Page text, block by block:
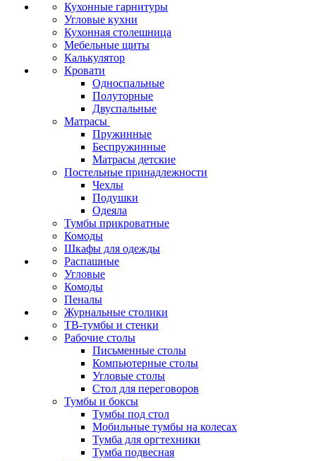
Кухонные гарнитуры
Угловые кухни
Кухонная столешница
Мебельные щиты
Калькулятор
Кровати
Односпальные
Полуторные
Двуспальные
Матрасы
Пружинные
Беспружинные
Матрасы детские
Постельные принадлежности
Чехлы
Подушки
Одеяла
Тумбы прикроватные
Комоды
Шкафы для одежды
Распашные
Угловые
Комоды
Пеналы
Журнальные столики
ТВ‑тумбы и стенки
Рабочие столы
Письменные столы
Компьютерные столы
Угловые столы
Стол для переговоров
Тумбы и боксы
Тумбы под стол
Мобильные тумбы на колесах
Тумба для оргтехники
Тумба подвесная